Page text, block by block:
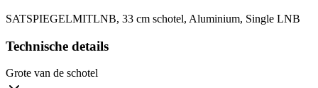
SATSPIEGELMITLNB, 33 cm schotel, Aluminium, Single LNB
Technische details
Grote van de schotel